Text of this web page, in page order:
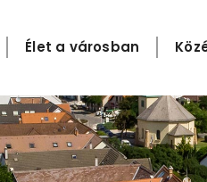
Élet a városban